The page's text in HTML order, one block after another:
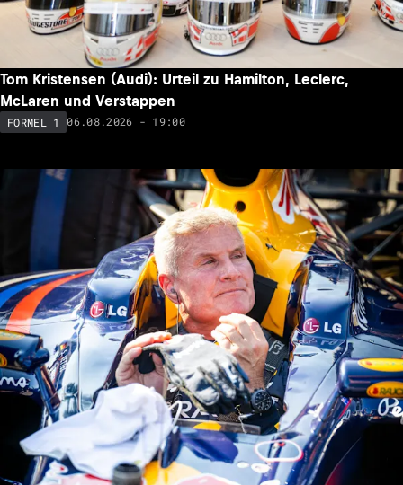
Tom Kristensen (Audi): Urteil zu Hamilton, Leclerc,
McLaren und Verstappen
FORMEL 1 06.08.2026 - 19:00